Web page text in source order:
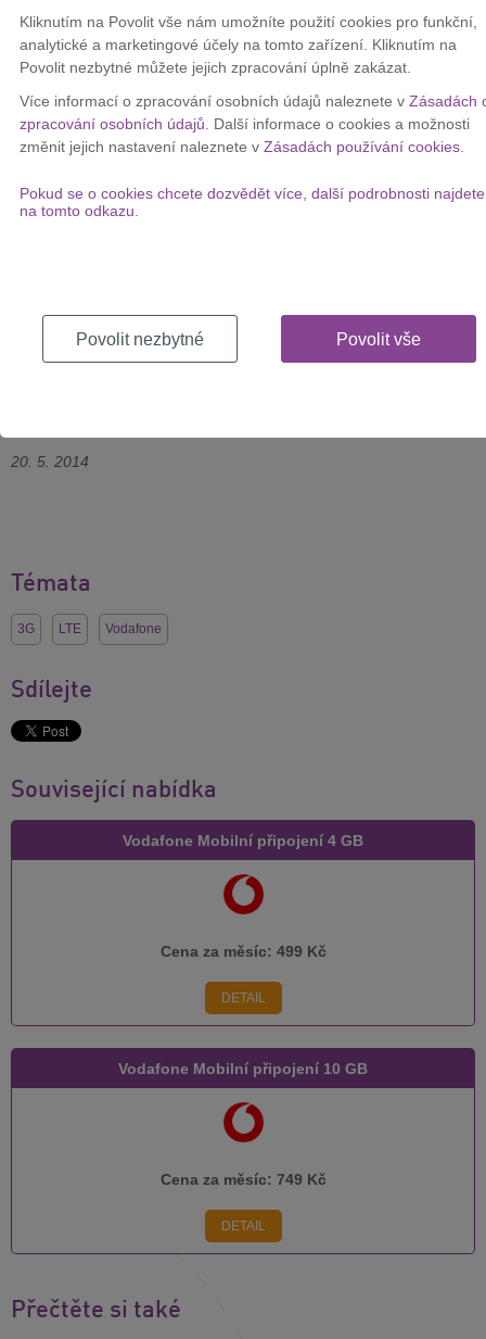
polovinu z nich pokrývá technologieLTE 900 MHz. Mezi nově
pokryté oblasti patří území v Libereckém, Ústeckém, Plzeňském,
Pardubickém, Středočeském, Královehradeckém a Jihočeském
Jihomoravského a Zlínského kraje.
20. 5. 2014
Témata
3G LTE Vodafone
Sdílejte
Související nabídka
Vodafone Mobilní připojení 4 GB
Cena za měsíc: 499 Kč
DETAIL
Vodafone Mobilní připojení 10 GB
Cena za měsíc: 749 Kč
DETAIL
Přečtěte si také
Kliknutím na Povolit vše nám umožníte použití cookies pro funkční,
analytické a marketingové účely na tomto zařízení. Kliknutím na
Povolit nezbytné můžete jejich zpracování úplně zakázat.
Více informací o zpracování osobních údajů naleznete v Zásadách
zpracování osobních údajů . Další informace o cookies a možnosti
změnit jejich nastavení naleznete v Zásadách používání cookies.
Pokud se o cookies chcete dozvědět více, další podrobnosti najdete
na tomto odkazu.
Povolit nezbytné Povolit vše